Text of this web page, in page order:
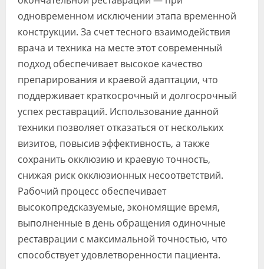
одновременном исключении этапа временной
конструкции. За счет тесного взаимодействия
врача и техника на месте этот современный
подход обеспечивает высокое качество
препарирования и краевой адаптации, что
поддерживает краткосрочный и долгосрочный
успех реставраций. Использование данной
техники позволяет отказаться от нескольких
визитов, повысив эффективность, а также
сохранить окклюзию и краевую точность,
снижая риск окклюзионных несоответствий.
Рабочий процесс обеспечивает
высокопредсказуемые, экономящие время,
выполненные в день обращения одиночные
реставрации с максимальной точностью, что
способствует удовлетворенности пациента.